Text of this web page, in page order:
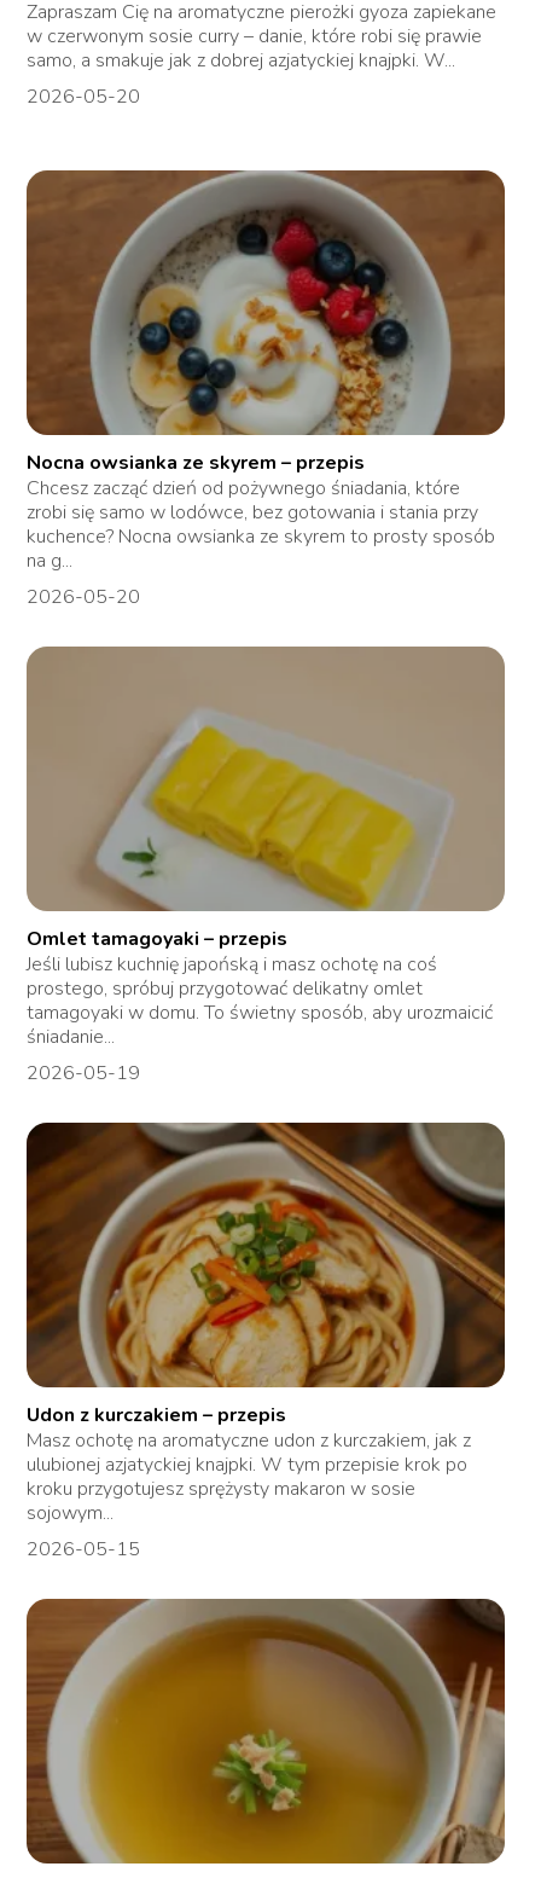
Zapraszam Cię na aromatyczne pierożki gyoza zapiekane
w czerwonym sosie curry – danie, które robi się prawie
samo, a smakuje jak z dobrej azjatyckiej knajpki. W...
2026-05-20
Nocna owsianka ze skyrem – przepis
Chcesz zacząć dzień od pożywnego śniadania, które
zrobi się samo w lodówce, bez gotowania i stania przy
kuchence? Nocna owsianka ze skyrem to prosty sposób
na g...
2026-05-20
Omlet tamagoyaki – przepis
Jeśli lubisz kuchnię japońską i masz ochotę na coś
prostego, spróbuj przygotować delikatny omlet
tamagoyaki w domu. To świetny sposób, aby urozmaicić
śniadanie...
2026-05-19
Udon z kurczakiem – przepis
Masz ochotę na aromatyczne udon z kurczakiem, jak z
ulubionej azjatyckiej knajpki. W tym przepisie krok po
kroku przygotujesz sprężysty makaron w sosie
sojowym...
2026-05-15